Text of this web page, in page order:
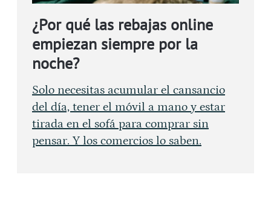
¿Por qué las rebajas online
empiezan siempre por la
noche?
Solo necesitas acumular el cansancio
del día, tener el móvil a mano y estar
tirada en el sofá para comprar sin
pensar. Y los comercios lo saben.